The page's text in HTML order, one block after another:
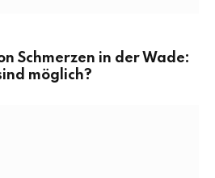
Schmerzen in der Wade:
möglich?